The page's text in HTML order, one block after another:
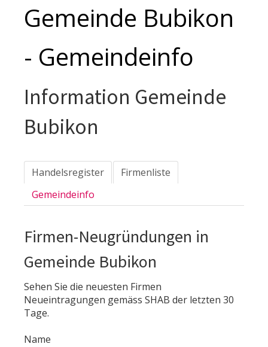
Gemeinde Bubikon
- Gemeindeinfo
Information Gemeinde
Bubikon
Handelsregister
Firmenliste
Gemeindeinfo
Firmen-Neugründungen in
Gemeinde Bubikon
Sehen Sie die neuesten Firmen
Neueintragungen gemäss SHAB der letzten 30
Tage.
Name